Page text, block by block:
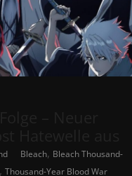
Bleach, Bleach Thousand-
, Thousand-Year Blood War